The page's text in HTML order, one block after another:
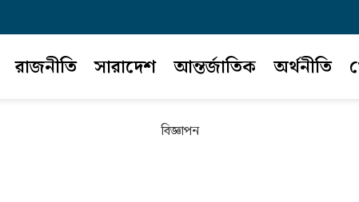
রাজনীতি সারাদেশ আন্তর্জাতিক অর্থনীতি
বিজ্ঞাপন